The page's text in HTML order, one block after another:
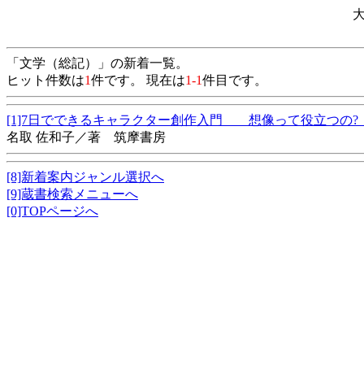
「文学（総記）」の新着一覧。
ヒット件数は1件です。 現在は1-1件目です。
[1]7日でできるキャラクター創作入門 想像って役立つ
名取 佐和子／著 筑摩書房
[8]新着案内ジャンル選択へ
[9]蔵書検索メニューへ
[0]TOPページへ